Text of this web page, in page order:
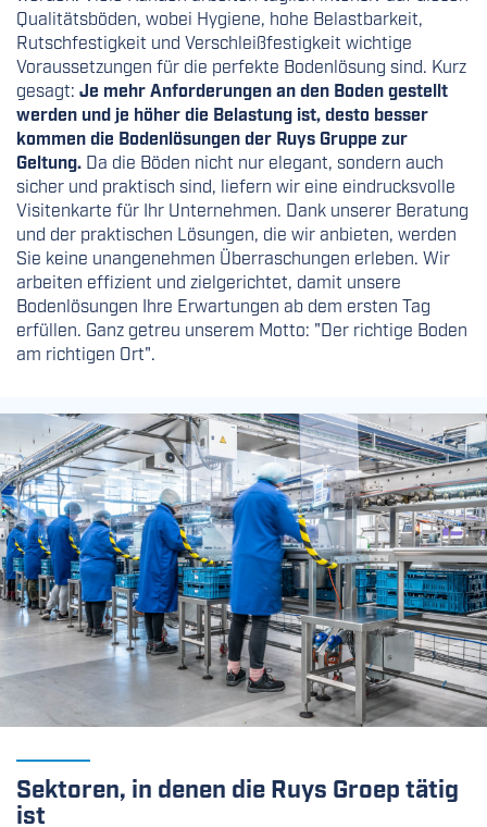
Qualitätsböden, wobei Hygiene, hohe Belastbarkeit,
Rutschfestigkeit und Verschleißfestigkeit wichtige
Voraussetzungen für die perfekte Bodenlösung sind. Kurz
gesagt: Je mehr Anforderungen an den Boden gestellt
werden und je höher die Belastung ist, desto besser
kommen die Bodenlösungen der Ruys Gruppe zur
Geltung. Da die Böden nicht nur elegant, sondern auch
sicher und praktisch sind, liefern wir eine eindrucksvolle
Visitenkarte für Ihr Unternehmen. Dank unserer Beratung
und der praktischen Lösungen, die wir anbieten, werden
Sie keine unangenehmen Überraschungen erleben. Wir
arbeiten effizient und zielgerichtet, damit unsere
Bodenlösungen Ihre Erwartungen ab dem ersten Tag
erfüllen. Ganz getreu unserem Motto: "Der richtige Boden
am richtigen Ort".
Sektoren, in denen die Ruys Groep tätig
ist